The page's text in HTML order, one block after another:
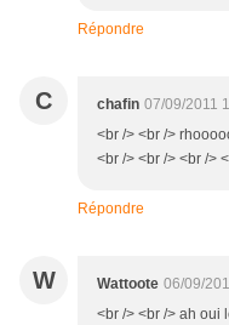
Répondre
C chafin 07/09/2011
<br /> <br />
<br /> <br /> <br />
Répondre
W Wattoote 06/09/
<br /> <br /> ah oui